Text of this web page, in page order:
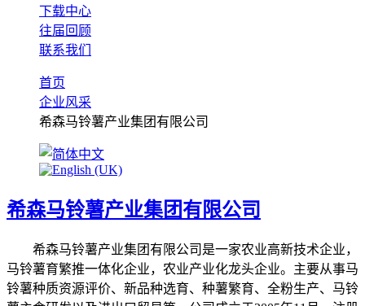
下载中心
往届回顾
联系我们
首页
企业风采
希森马铃薯产业集团有限公司
希森马铃薯产业集团有限公司
希森马铃薯产业集团有限公司是一家农业高新技术企业，
马铃薯育繁推一体化企业，农业产业化龙头企业。主要从事马
铃薯种质资源评价、新品种选育、种薯繁育、全粉生产、马铃